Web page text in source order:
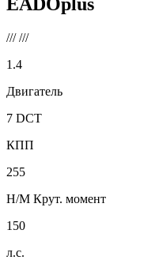
/// ///
1.4
Двигатель
7 DCT
КПП
255
Н/М Крут. момент
150
л.с.